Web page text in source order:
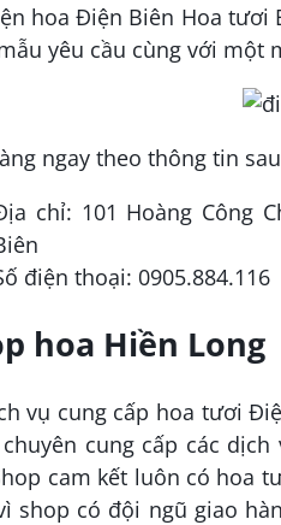
hoa Điện Biên Hoa tươi
yêu cầu cùng với một
ngay theo thông tin
chỉ: 101 Hoàng Công
điện thoại: 0905.884.116
hoa Hiền Long
vụ cung cấp hoa tươi
cung cấp các
cam kết luôn có hoa
shop có đội ngũ giao